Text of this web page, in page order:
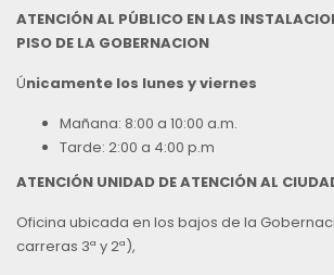
ATENCIÓN AL PÚBLICO EN LAS
PISO DE LA GOBERNACION
Únicamente los lunes y viernes
Mañana: 8:00 a 10:00 a.m.
Tarde: 2:00 a 4:00 p.m
ATENCIÓN UNIDAD DE ATENCIÓN AL
Oficina ubicada en los bajos de la
carreras 3ª y 2ª),